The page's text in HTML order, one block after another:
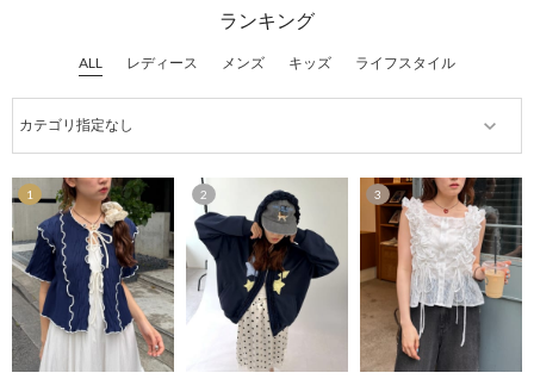
ALL レディース メンズ キッズ ライフスタイル
1 2 3